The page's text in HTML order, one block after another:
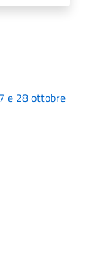
e 28 ottobre